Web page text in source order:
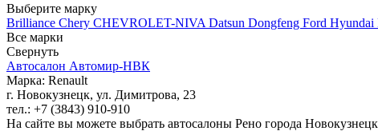
Выберите марку
Brilliance Chery CHEVROLET-NIVA Datsun Dongfeng Ford Hyundai
Все марки
Свернуть
Автосалон Автомир-НВК
Марка: Renault
г. Новокузнецк, ул. Димитрова, 23
тел.: +7 (3843) 910-910
На сайте вы можете выбрать автосалоны Рено города